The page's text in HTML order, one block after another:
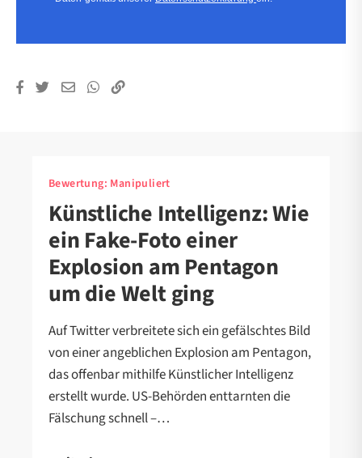
Bewertung: Manipuliert
Künstliche Intelligenz: Wie
ein Fake-Foto einer
Explosion am Pentagon
um die Welt ging
Auf Twitter verbreitete sich ein gefälschtes Bild
von einer angeblichen Explosion am Pentagon,
das offenbar mithilfe Künstlicher Intelligenz
erstellt wurde. US-Behörden enttarnten die
Fälschung schnell –…